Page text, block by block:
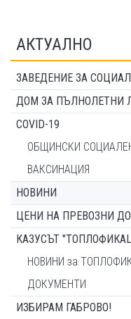
АКТУАЛНО
ЗАВЕДЕНИЕ ЗА
ДОМ ЗА ПЪЛНОЛЕТНИ
COVID-19
ОБЩИНСКИ
ВАКСИНАЦИЯ
НОВИНИ
ЦЕНИ НА ПРЕВОЗНИ
КАЗУСЪТ
НОВИНИ за
ДОКУМЕНТИ
ИЗБИРАМ ГАБРОВО!